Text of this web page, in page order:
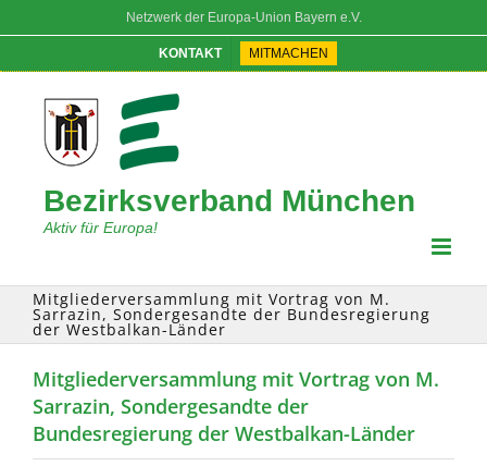
Netzwerk der Europa-Union Bayern e.V.
KONTAKT MITMACHEN
Bezirksverband München
Aktiv für Europa!
Mitgliederversammlung mit Vortrag von M.
Sarrazin, Sondergesandte der Bundesregierung
der Westbalkan-Länder
Mitgliederversammlung mit Vortrag von M.
Sarrazin, Sondergesandte der
Bundesregierung der Westbalkan-Länder